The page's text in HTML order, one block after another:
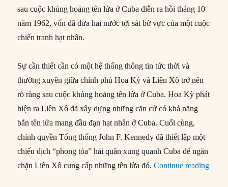
sau cuộc khủng hoảng tên lửa ở Cuba diễn ra hồi tháng 10
năm 1962, vốn đã đưa hai nước tới sát bờ vực của một cuộc
chiến tranh hạt nhân.
Sự cần thiết cần có một hệ thống thông tin tức thời và
thường xuyên giữa chính phủ Hoa Kỳ và Liên Xô trở nên
rõ ràng sau cuộc khủng hoảng tên lửa ở Cuba. Hoa Kỳ phát
hiện ra Liên Xô đã xây dựng những căn cứ có khả năng
bắn tên lửa mang đầu đạn hạt nhân ở Cuba. Cuối cùng,
chính quyền Tổng thống John F. Kennedy đã thiết lập một
chiến dịch “phong tỏa” hải quân xung quanh Cuba để ngăn
chặn Liên Xô cung cấp những tên lửa đó.Continue reading“20/